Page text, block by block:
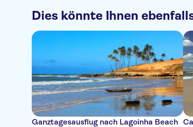
Dies könnte Ihnen
Ganztagesausflug nach Lagoinha Beach